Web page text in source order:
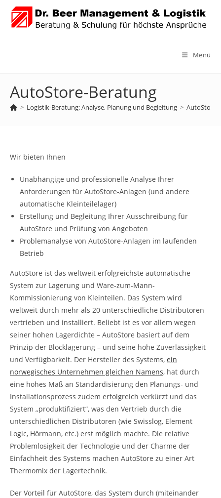
Zum
Inhalt
springen
Menü
AutoStore-Beratung
> Logistik-Beratung: Analyse, Planung und Begleitung > AutoStore-
Wir bieten Ihnen
Unabhängige und professionelle Analyse Ihrer
Anforderungen für AutoStore-Anlagen (und andere
automatische Kleinteilelager)
Erstellung und Begleitung Ihrer Ausschreibung für
AutoStore und Prüfung von Angeboten
Problemanalyse von AutoStore-Anlagen im laufenden
Betrieb
AutoStore ist das weltweit erfolgreichste automatische
System zur Lagerung und Ware-zum-Mann-
Kommissionierung von Kleinteilen. Das System wird
weltweit durch mehr als 20 unterschiedliche Distributoren
vertrieben und installiert. Beliebt ist es vor allem wegen
seiner hohen Lagerdichte – AutoStore basiert auf dem
Prinzip der Blocklagerung – und seine hohe Zuverlässigkeit
und Verfügbarkeit. Der Hersteller des Systems, ein
norwegisches Unternehmen gleichen Namens, hat durch
eine hohes Maß an Standardisierung den Planungs- und
Installationsprozess zudem erfolgreich verkürzt und das
System „produktifiziert“, was den Vertrieb durch die
unterschiedlichen Distributoren (wie Swisslog, Element
Logic, Hörmann, etc.) erst möglich machte. Die relative
Problemlosigkeit der Technologie und der Charme der
Einfachheit des Systems machen AutoStore zu einer Art
Thermomix der Lagertechnik.
Der Vorteil für AutoStore, das System durch (miteinander